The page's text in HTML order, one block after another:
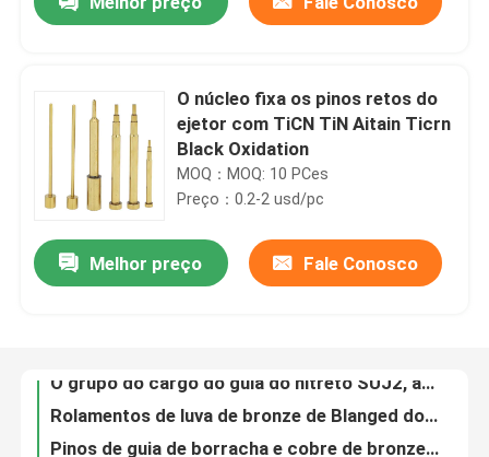
Casa
Produtos
Sobre nós
Controle da qualidade
O núcleo fixa os pinos retos do
ejetor com TiCN TiN Aitain Ticrn
Black Oxidation
MOQ：MOQ: 10 PCes
Preço：0.2-2 usd/pc
Melhor preço Fale Conosco